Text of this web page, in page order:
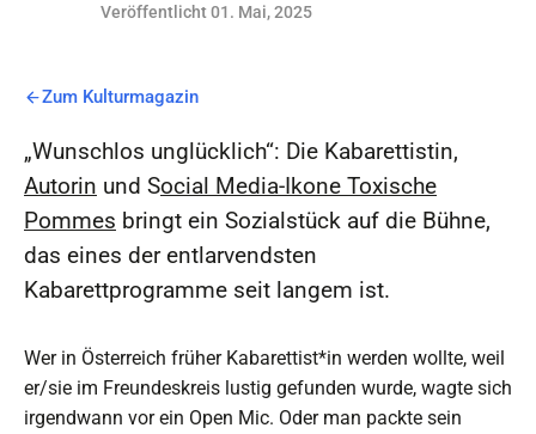
Veröffentlicht 01. Mai, 2025
Zum Kulturmagazin
„Wunschlos unglücklich“: Die Kabarettistin,
Autorin und Social Media-Ikone Toxische
Pommes bringt ein Sozialstück auf die Bühne,
das eines der entlarvendsten
Kabarettprogramme seit langem ist.
Wer in Österreich früher Kabarettist*in werden wollte, weil
er/sie im Freundeskreis lustig gefunden wurde, wagte sich
irgendwann vor ein Open Mic. Oder man packte sein